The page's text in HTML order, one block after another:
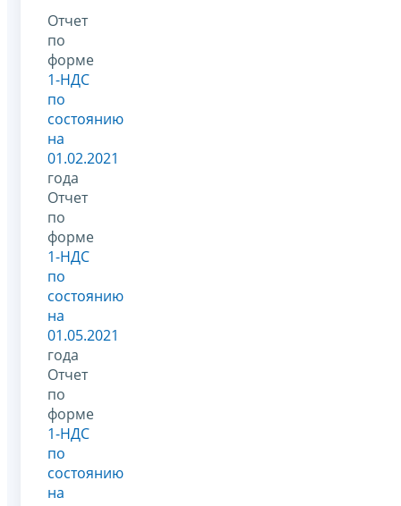
Отчет
по
форме
1-НДС
по
состоянию
на
01.02.2021
года
Отчет
по
форме
1-НДС
по
состоянию
на
01.05.2021
года
Отчет
по
форме
1-НДС
по
состоянию
на